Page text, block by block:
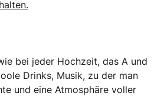
bei jeder Hochzeit, das A und
Drinks, Musik, zu der man
und eine Atmosphäre voller